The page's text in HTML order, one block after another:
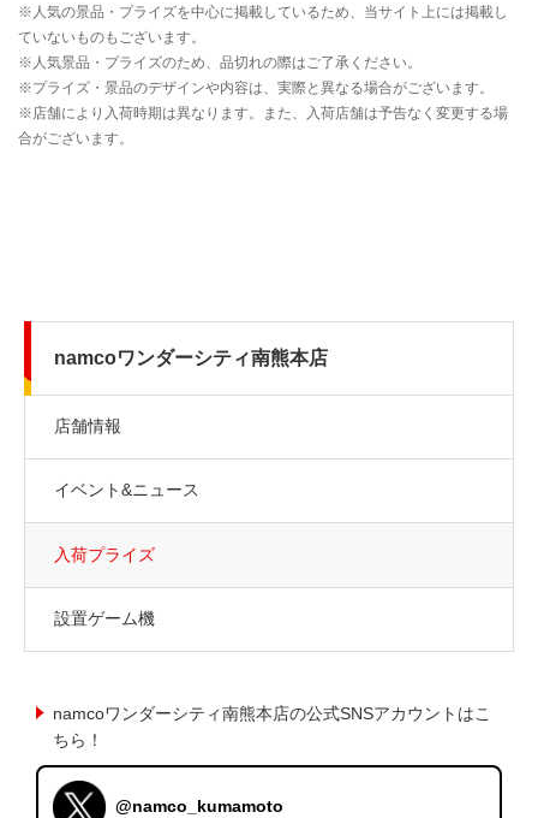
namcoワンダーシティ南熊本店
店舗情報
イベント&ニュース
入荷プライズ
設置ゲーム機
namcoワンダーシティ南熊本店の公式SNSアカウントはこ
ちら！
@namco_kumamoto